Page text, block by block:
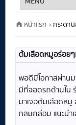
หน้าแรก › กระดา
ต้มเลือดหมูอร่อย
พอดีมีโอกาสผ่านม
มีที่จอดรถด้านใน
มาเจอต้มเลือดหมู
กลมกล่อม แนะนำ